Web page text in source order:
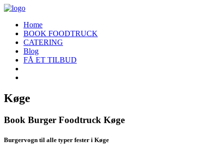
Home
BOOK FOODTRUCK
CATERING
Blog
FÅ ET TILBUD
Køge
Book Burger Foodtruck Køge
Burgervogn til alle typer fester i Køge